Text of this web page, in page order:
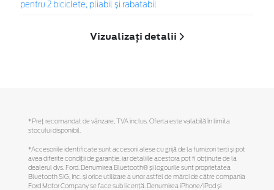
pentru 2 biciclete, pliabil și rabatabil
Vizualizați detalii
*Preţ recomandat de vânzare, TVA inclus. Oferta este valabilă în limita
stocului disponibil.
*Accesoriile identificate sunt accesorii alese cu grijă de la furnizori terți și pot
avea diferite condiții de garanție, iar detaliile acestora pot fi obținute de la
dealerul dvs. Ford. Denumirea Bluetooth® și logourile sunt proprietatea
Bluetooth SIG, Inc. și orice utilizare a unor astfel de mărci de către compania
Ford Motor Company se face sub licență. Denumirea iPhone/iPod și